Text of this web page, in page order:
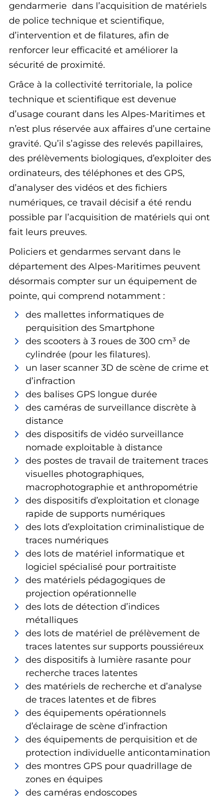
gendarmerie dans l’acquisition de matériels
de police technique et scientifique,
d’intervention et de filatures, afin de
renforcer leur efficacité et améliorer la
sécurité de proximité.
Grâce à la collectivité territoriale, la police
technique et scientifique est devenue
d’usage courant dans les Alpes-Maritimes et
n’est plus réservée aux affaires d’une certaine
gravité. Qu’il s’agisse des relevés papillaires,
des prélèvements biologiques, d’exploiter des
ordinateurs, des téléphones et des GPS,
d’analyser des vidéos et des fichiers
numériques, ce travail décisif a été rendu
possible par l’acquisition de matériels qui ont
fait leurs preuves.
Policiers et gendarmes servant dans le
département des Alpes-Maritimes peuvent
désormais compter sur un équipement de
pointe, qui comprend notamment :
des mallettes informatiques de
perquisition des Smartphone
des scooters à 3 roues de 300 cm³ de
cylindrée (pour les filatures).
un laser scanner 3D de scène de crime et
d’infraction
des balises GPS longue durée
des caméras de surveillance discrète à
distance
des dispositifs de vidéo surveillance
nomade exploitable à distance
des postes de travail de traitement traces
visuelles photographiques,
macrophotographie et anthropométrie
des dispositifs d’exploitation et clonage
rapide de supports numériques
des lots d’exploitation criminalistique de
traces numériques
des lots de matériel informatique et
logiciel spécialisé pour portraitiste
des matériels pédagogiques de
projection opérationnelle
des lots de détection d’indices
métalliques
des lots de matériel de prélèvement de
traces latentes sur supports poussiéreux
des dispositifs à lumière rasante pour
recherche traces latentes
des matériels de recherche et d’analyse
de traces latentes et de fibres
des équipements opérationnels
d’éclairage de scène d’infraction
des équipements de perquisition et de
protection individuelle anticontamination
des montres GPS pour quadrillage de
zones en équipes
des caméras endoscopes